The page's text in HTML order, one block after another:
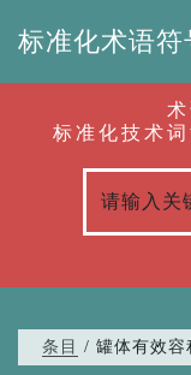
标准化技术
条目 / 罐体有效